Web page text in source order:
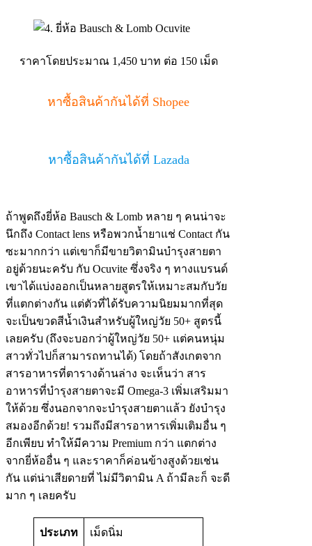
ราคาโดยประมาณ 1,450 บาท ต่อ 150 เม็ด
หาซื้อสินค้ากันได้ที่ Shopee
หาซื้อสินค้ากันได้ที่ Lazada
ถ้าพูดถึงยี่ห้อ Bausch & Lomb หลาย ๆ คนน่าจะ
นึกถึง Contact lens หรือพวกน้ำยาแช่ Contact กัน
ซะมากกว่า แต่เขาก็มีขายวิตามินบำรุงสายตา
อยู่ด้วยนะครับ กับ Ocuvite ซึ่งจริง ๆ ทางแบรนด์
เขาได้แบ่งออกเป็นหลายสูตรให้เหมาะสมกับวัย
ที่แตกต่างกัน แต่ตัวที่ได้รับความนิยมมากที่สุด
จะเป็นขวดสีน้ำเงินสำหรับผู้ใหญ่วัย 50+ สูตรนี้
เลยครับ (ถึงจะบอกว่าผู้ใหญ่วัย 50+ แต่คนหนุ่ม
สาวทั่วไปก็สามารถทานได้) โดยถ้าสังเกตจาก
สารอาหารที่ตารางด้านล่าง จะเห็นว่า สาร
อาหารที่บำรุงสายตาจะมี Omega-3 เพิ่มเสริมมา
ให้ด้วย ซึ่งนอกจากจะบำรุงสายตาแล้ว ยังบำรุง
สมองอีกด้วย! รวมถึงมีสารอาหารเพิ่มเติมอื่น ๆ
อีกเพียบ ทำให้มีความ Premium กว่า แตกต่าง
จากยี่ห้ออื่น ๆ และราคาก็ค่อนข้างสูงด้วยเช่น
กัน แต่น่าเสียดายที่ ไม่มีวิตามิน A ถ้ามีละก็ จะดี
มาก ๆ เลยครับ
ประเภท เม็ดนิ่ม